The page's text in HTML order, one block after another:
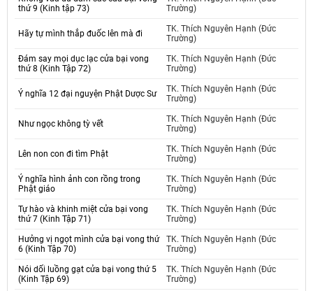
thứ 9 (Kinh tập 73)
Trường)
Hãy tự mình thắp đuốc lên mà đi
TK. Thích Nguyên Hạnh (Đức
Trường)
Đám say mọi dục lạc cửa bại vong
thứ 8 (Kinh Tập 72)
TK. Thích Nguyên Hạnh (Đức
Trường)
Ý nghĩa 12 đại nguyện Phật Dược Sư
TK. Thích Nguyên Hạnh (Đức
Trường)
Như ngọc không tỳ vết
TK. Thích Nguyên Hạnh (Đức
Trường)
Lên non con đi tìm Phật
TK. Thích Nguyên Hạnh (Đức
Trường)
Ý nghĩa hình ảnh con rồng trong
Phật giáo
TK. Thích Nguyên Hạnh (Đức
Trường)
Tự hào và khinh miệt cửa bại vong
thứ 7 (Kinh Tập 71)
TK. Thích Nguyên Hạnh (Đức
Trường)
Hưởng vị ngọt mình cửa bại vong thứ
6 (Kinh Tập 70)
TK. Thích Nguyên Hạnh (Đức
Trường)
Nói dối luồng gạt cửa bại vong thứ 5
(Kinh Tập 69)
TK. Thích Nguyên Hạnh (Đức
Trường)